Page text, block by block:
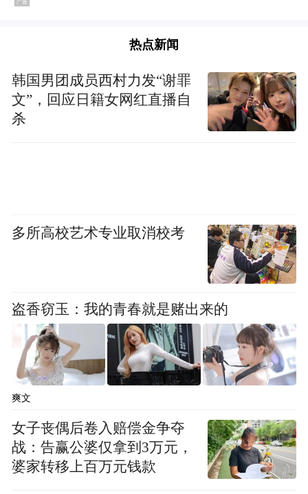
从"单打独斗"到"六员联动"
街火了，管理难度也上来了。频繁的封街活
动、日均数万的客流、两百余公里的道路保
洁——单靠任何一个部门都撑不起来。
热点新闻
韩国男团成员西村力发“谢罪
文”，回应日籍女网红直播自
杀
多所高校艺术专业取消校考
盗香窃玉：我的青春就是赌出来的
爽文
女子丧偶后卷入赔偿金争夺
战：告赢公婆仅拿到3万元，
婆家转移上百万元钱款